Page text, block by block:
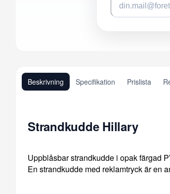
Beskrivning Specifikation Prislista
Strandkudde Hillary
Uppblåsbar strandkudde i opak färgad
En strandkudde med reklamtryck är en